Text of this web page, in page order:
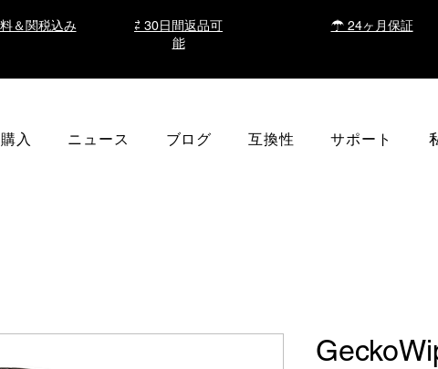
＆関税込み
⇄ 30日間返品可
能
☂ 24ヶ月保証
入 ニュース ブログ 互換性 サポート